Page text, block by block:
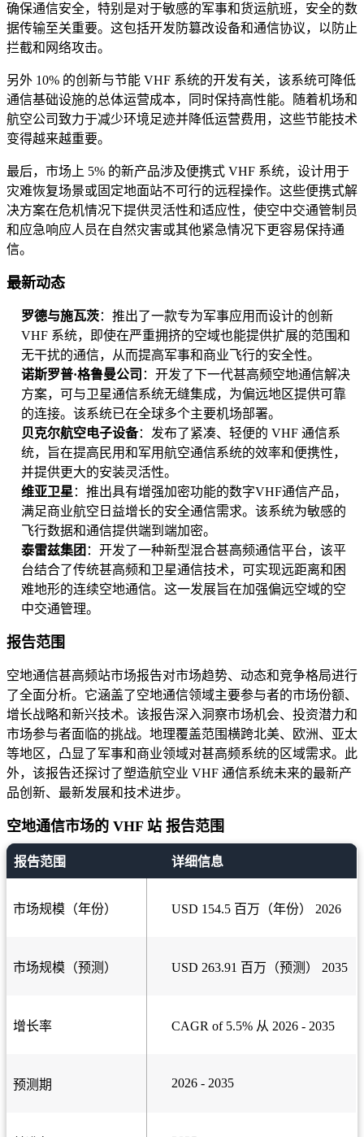
确保通信安全，特别是对于敏感的军事和货运航班，安全的数
据传输至关重要。这包括开发防篡改设备和通信协议，以防止
拦截和网络攻击。
另外 10% 的创新与节能 VHF 系统的开发有关，该系统可降低
通信基础设施的总体运营成本，同时保持高性能。随着机场和
航空公司致力于减少环境足迹并降低运营费用，这些节能技术
变得越来越重要。
最后，市场上 5% 的新产品涉及便携式 VHF 系统，设计用于
灾难恢复场景或固定地面站不可行的远程操作。这些便携式解
决方案在危机情况下提供灵活性和适应性，使空中交通管制员
和应急响应人员在自然灾害或其他紧急情况下更容易保持通
信。
最新动态
罗德与施瓦茨：推出了一款专为军事应用而设计的创新
VHF 系统，即使在严重拥挤的空域也能提供扩展的范围和
无干扰的通信，从而提高军事和商业飞行的安全性。
诺斯罗普·格鲁曼公司 ：开发了下一代甚高频空地通信解决
方案，可与卫星通信系统无缝集成，为偏远地区提供可靠
的连接。该系统已在全球多个主要机场部署。
贝克尔航空电子设备：发布了紧凑、轻便的 VHF 通信系
统，旨在提高民用和军用航空通信系统的效率和便携性，
并提供更大的安装灵活性。
维亚卫星 ：推出具有增强加密功能的数字VHF通信产品，
满足商业航空日益增长的安全通信需求。该系统为敏感的
飞行数据和通信提供端到端加密。
泰雷兹集团 ：开发了一种新型混合甚高频通信平台，该平
台结合了传统甚高频和卫星通信技术，可实现远距离和困
难地形的连续空地通信。这一发展旨在加强偏远空域的空
中交通管理。
报告范围
空地通信甚高频站市场报告对市场趋势、动态和竞争格局进行
了全面分析。它涵盖了空地通信领域主要参与者的市场份额、
增长战略和新兴技术。该报告深入洞察市场机会、投资潜力和
市场参与者面临的挑战。地理覆盖范围横跨北美、欧洲、亚太
等地区，凸显了军事和商业领域对甚高频系统的区域需求。此
外，该报告还探讨了塑造航空业 VHF 通信系统未来的最新产
品创新、最新发展和技术进步。
空地通信市场的 VHF 站 报告范围
报告范围 详细信息
市场规模（年份） USD 154.5 百万（年份） 2026
市场规模（预测） USD 263.91 百万（预测） 2035
增长率 CAGR of 5.5% 从 2026 - 2035
预测期 2026 - 2035